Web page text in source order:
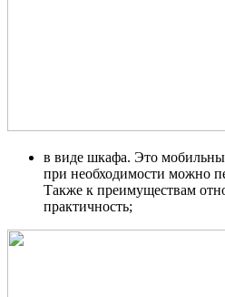
в виде шкафа. Это
при необходимости можно
Также к преимуществам
практичность;